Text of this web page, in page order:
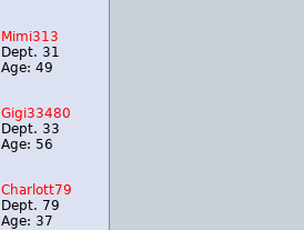
Mimi313
Dept. 31
Age: 49
Gigi33480
Dept. 33
Age: 56
Charlott79
Dept. 79
Age: 37